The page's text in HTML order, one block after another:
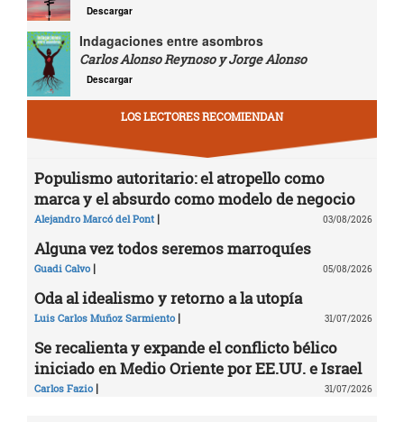
Descargar
Indagaciones entre asombros
Carlos Alonso Reynoso y Jorge Alonso
Descargar
LOS LECTORES RECOMIENDAN
Populismo autoritario: el atropello como
marca y el absurdo como modelo de negocio
Alejandro Marcó del Pont | 03/08/2026
Alguna vez todos seremos marroquíes
Guadi Calvo | 05/08/2026
Oda al idealismo y retorno a la utopía
Luis Carlos Muñoz Sarmiento | 31/07/2026
Se recalienta y expande el conflicto bélico
iniciado en Medio Oriente por EE.UU. e Israel
Carlos Fazio | 31/07/2026